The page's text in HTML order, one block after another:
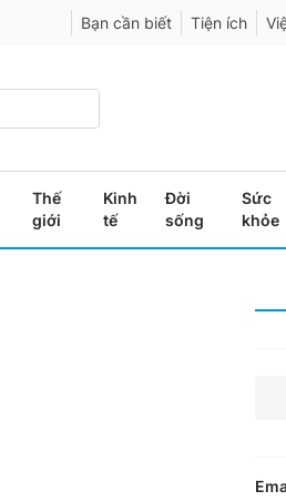
Bạn cần biết Tiện ích
Thế
giới
Kinh
tế
Đời
sống
Sức
khỏe